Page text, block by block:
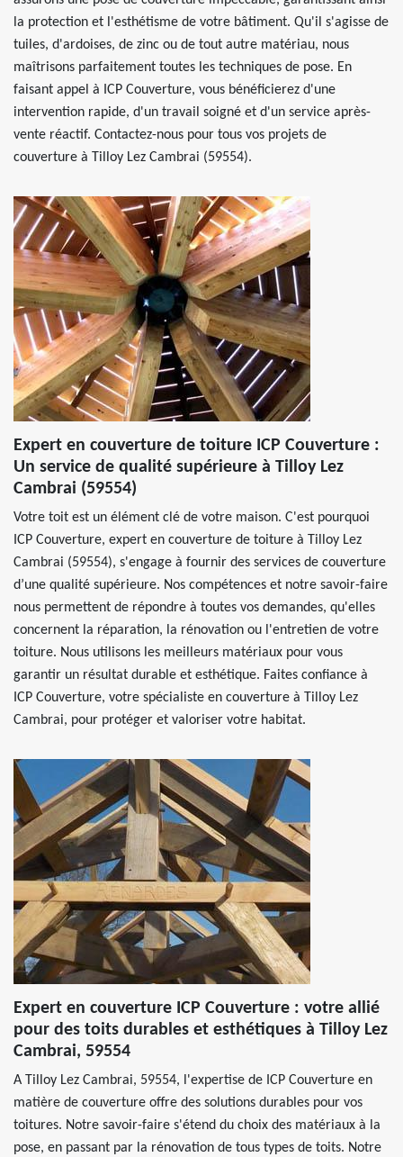
la protection et l'esthétisme de votre bâtiment. Qu'il s'agisse de
tuiles, d'ardoises, de zinc ou de tout autre matériau, nous
maîtrisons parfaitement toutes les techniques de pose. En
faisant appel à ICP Couverture, vous bénéficierez d'une
intervention rapide, d'un travail soigné et d'un service après-
vente réactif. Contactez-nous pour tous vos projets de
couverture à Tilloy Lez Cambrai (59554).
Expert en couverture de toiture ICP Couverture :
Un service de qualité supérieure à Tilloy Lez
Cambrai (59554)
Votre toit est un élément clé de votre maison. C'est pourquoi
ICP Couverture, expert en couverture de toiture à Tilloy Lez
Cambrai (59554), s'engage à fournir des services de couverture
d’une qualité supérieure. Nos compétences et notre savoir-faire
nous permettent de répondre à toutes vos demandes, qu'elles
concernent la réparation, la rénovation ou l'entretien de votre
toiture. Nous utilisons les meilleurs matériaux pour vous
garantir un résultat durable et esthétique. Faites confiance à
ICP Couverture, votre spécialiste en couverture à Tilloy Lez
Cambrai, pour protéger et valoriser votre habitat.
Expert en couverture ICP Couverture : votre allié
pour des toits durables et esthétiques à Tilloy Lez
Cambrai, 59554
A Tilloy Lez Cambrai, 59554, l'expertise de ICP Couverture en
matière de couverture offre des solutions durables pour vos
toitures. Notre savoir-faire s'étend du choix des matériaux à la
pose, en passant par la rénovation de tous types de toits. Notre